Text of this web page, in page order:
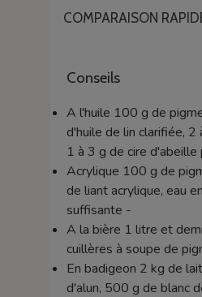
COMPARAISON
Conseils
A l'huile 100 g de
d'huile de lin clarifiée, 2
1 à 3 g de cire d'abeille
Acrylique 100 g de
de liant acrylique, eau
suffisante -
A la bière 1 litre et
cuillères à soupe de
En badigeon 2 kg de
d'alun, 500 g de blanc